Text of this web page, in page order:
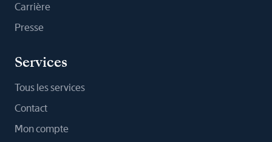
Carrière
Presse
Services
Tous les services
Contact
Mon compte